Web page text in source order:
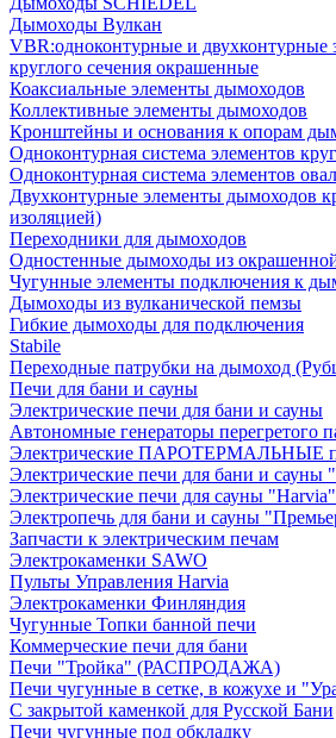
Дымоходы Вулкан
VBR:одноконтурные и двухконтурные
круглого сечения окрашенные
Коаксиальные элементы дымоходов
Коллективные элементы дымоходов
Кронштейны и основания к опорам
Одноконтурная система элементов
Одноконтурная система элементов
Двухконтурные элементы дымоходов
изоляцией)
Переходники для дымоходов
Одностенные дымоходы из
Чугунные элементы подключения к
Дымоходы из вулканической пемзы
Гибкие дымоходы для подключения
Stabile
Переходные патрубки на дымоход
Печи для бани и сауны
Электрические печи для бани и сауны
Автономные генераторы перегретого
Электрические ПАРОТЕРМАЛЬНЫЕ
Электрические печи для бани и сауны
Электрические печи для сауны "Harvia"
Электропечь для бани и сауны
Запчасти к электрическим печам
Электрокаменки SAWO
Пульты Управления Harvia
Электрокаменки Финляндия
Чугунные Топки банной печи
Коммерческие печи для бани
Печи "Тройка" (РАСПРОДАЖА)
Печи чугунные в сетке, в кожухе и
С закрытой каменкой для Русской Бани
Печи чугунные под обкладку